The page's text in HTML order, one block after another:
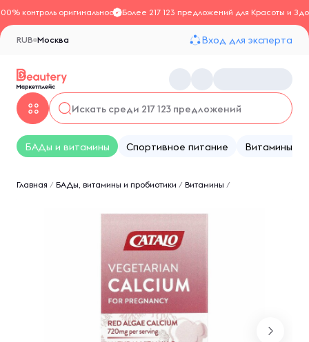
контроль оригинальностиБолее 217 123 предложений для Красоты и
Москва
RUB Вход для эксперта
БАДы и витамины Спортивное питание Витамины
Главная / БАДы, витамины и пробиотики / Витамины /